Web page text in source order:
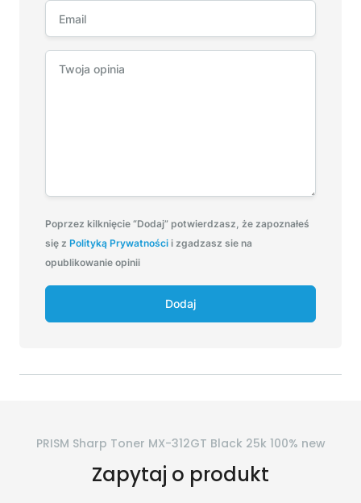
Poprzez kilknięcie “Dodaj” potwierdzasz, że zapoznałeś
się z Polityką Prywatności i zgadzasz sie na
opublikowanie opinii
Dodaj
PRISM Sharp Toner MX-312GT Black 25k 100% new
Zapytaj o produkt